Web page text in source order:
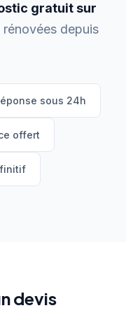
gratuit sur
depuis
sous 24h
offert
devis